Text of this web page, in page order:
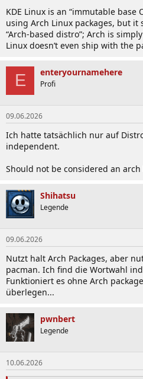
KDE Linux is an “immutable base
using Arch Linux packages, but
“Arch-based distro”; Arch is
Linux doesn’t even ship with the
E enteryournamehere
Profi
09.06.2026
Ich hatte tatsächlich nur auf
independent.
Should not be considered an
Shihatsu
Legende
09.06.2026
Nutzt halt Arch Packages, aber
pacman. Ich find die Wortwahl
Funktioniert es ohne Arch
überlegen...
pwnbert
Legende
10.06.2026